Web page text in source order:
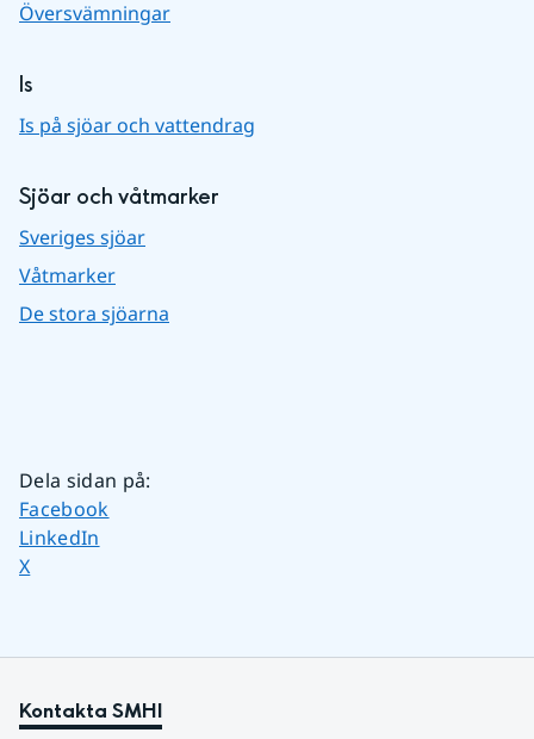
Översvämningar
Is
Is på sjöar och vattendrag
Sjöar och våtmarker
Sveriges sjöar
Våtmarker
De stora sjöarna
Dela sidan på:
Dela sidan på
Facebook
Dela sidan på
LinkedIn
Dela sidan på
X
Kontakta SMHI